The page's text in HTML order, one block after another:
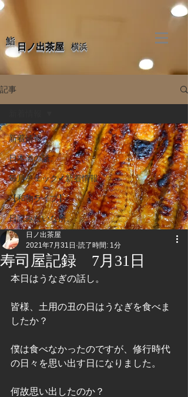
​日ノ出茶屋
​鮨
​横浜
記事
新着情報
日本酒の話。
毎月チェック✔新着情報
【和物ライブ】
日記みたいな所。
寿司屋記録 7月31日
日ノ出茶屋
2021年7月31日 読了時間: 1分
本日はうなぎの話し。
皆様、土用の丑の日はうなぎを食べま
したか？
僕は食べなかったのですが、修行時代
の日々を思い出す日になりました。
何故思い出したのか？